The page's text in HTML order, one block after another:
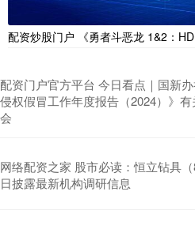
配资炒股门户 《勇者斗恶龙 1&2：HD
配资门户官方平台 今日看点｜国新
侵权假冒工作年度报告（2024）》
会
网络配资之家 股市必读：恒立钻具
日披露最新机构调研信息